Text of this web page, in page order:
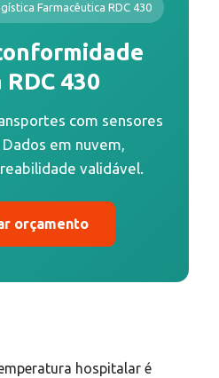
Farmacêutica RDC 430
RDC 430
com sensores
em nuvem,
validável.
orçamento
hospitalar é